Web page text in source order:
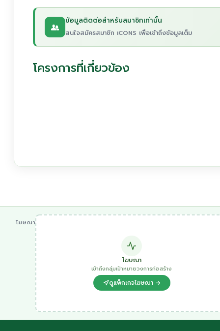
ข้อมูลติดต่อสำหรับสมาชิกเท่านั้น
สนใจสมัครสมาชิก iCONS เพื่อเข้าถึงข้อมูลเต็ม
โครงการที่เกี่ยวข้อง
โฆษณา
โฆษณา
เข้าถึงกลุ่มเป้าหมายวงการก่อสร้าง
ดูแพ็กเกจโฆษณา →